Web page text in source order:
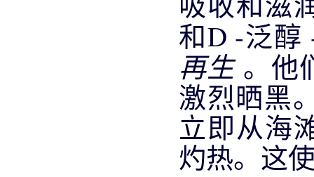
和D -泛
再生 。他
激烈晒黑
立即从海
灼热。这